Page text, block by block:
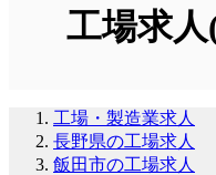
工場求人
工場・製造業求人
長野県の工場求人
飯田市の工場求人